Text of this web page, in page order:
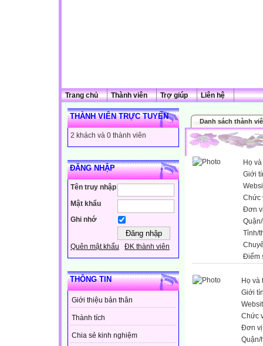
Trang chủ Thành viên Trợ giúp Liên hệ
THÀNH VIÊN TRỰC TUYẾN
2 khách và 0 thành viên
ĐĂNG NHẬP
Tên truy nhập
Mật khẩu
Ghi nhớ
Quên mật khẩu ĐK thành viên
THÔNG TIN
Giới thiệu bản thân
Thành tích
Chia sẻ kinh nghiệm
Danh sách thành
Họ
Giới
Chức
Đơn
Tỉnh/
Điểm
Họ và
Giới
Chức
Đơn vị
Quận/